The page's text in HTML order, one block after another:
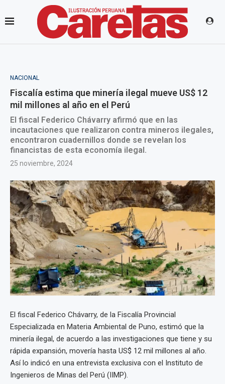
NACIONAL
Fiscalía estima que minería ilegal mueve US$ 12
mil millones al año en el Perú
El fiscal Federico Chávarry afirmó que en las
incautaciones que realizaron contra mineros ilegales,
encontraron cuadernillos donde se revelan los
financistas de esta economía ilegal.
25 noviembre, 2024
El fiscal Federico Chávarry, de la Fiscalía Provincial
Especializada en Materia Ambiental de Puno, estimó que la
minería ilegal, de acuerdo a las investigaciones que tiene y su
rápida expansión, movería hasta US$ 12 mil millones al año.
Así lo indicó en una entrevista exclusiva con el Instituto de
Ingenieros de Minas del Perú (IIMP).